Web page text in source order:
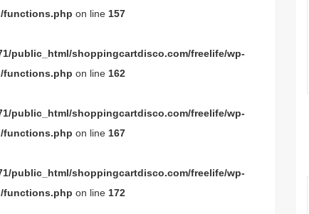
functions.php on line 157
public_html/shoppingcartdisco.com/freelife/wp-
functions.php on line 162
public_html/shoppingcartdisco.com/freelife/wp-
functions.php on line 167
public_html/shoppingcartdisco.com/freelife/wp-
functions.php on line 172